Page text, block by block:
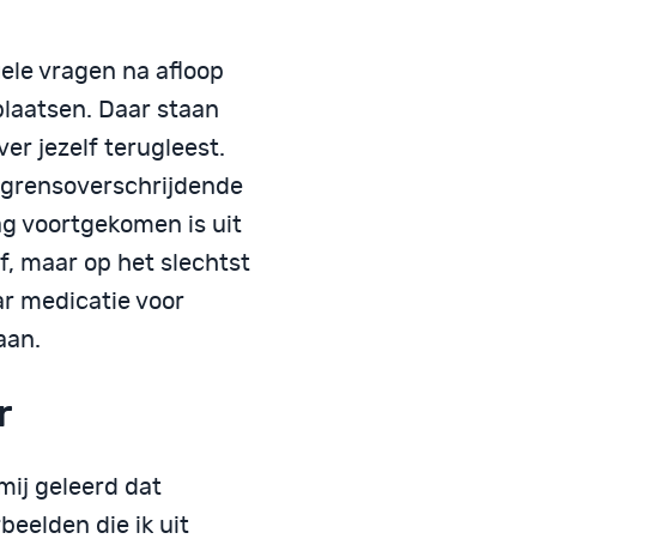
vragen na afloop
Daar staan
jezelf terugleest.
voortgekomen is uit
maar op het slechtst
medicatie voor
geleerd dat
die ik uit